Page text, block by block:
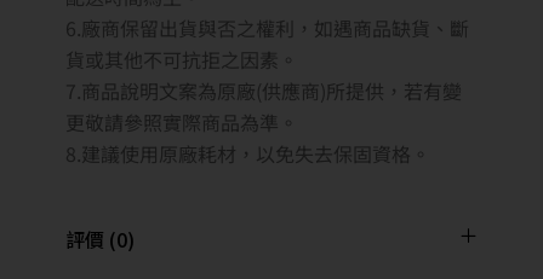
6.廠商保留出貨與否之權利，如遇商品缺貨、斷
貨或其他不可抗拒之因素。
7.商品說明文案為原廠(供應商)所提供，若有變
更敬請參照實際商品為準。
8.建議使用原廠耗材，以免失去保固資格。
評價 (0)